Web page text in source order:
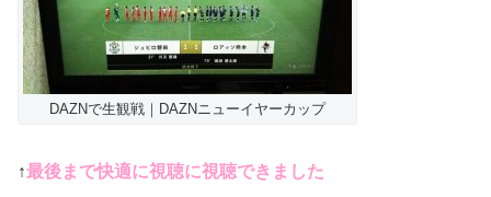
DAZNで生観戦｜DAZNニューイヤーカップ
↑最後まで快適に視聴に視聴できました